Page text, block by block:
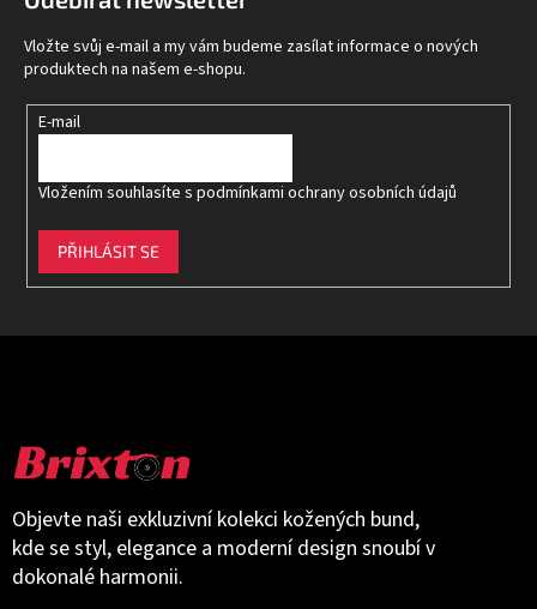
Objevte naši exkluzivní kolekci kožených bund,
kde se styl, elegance a moderní design snoubí v
dokonalé harmonii.
Vložte svůj e-mail a my vám budeme zasílat informace o nových
produktech na našem e-shopu.
E-mail
Vložením souhlasíte s podmínkami ochrany osobních údajů
PŘIHLÁSIT SE